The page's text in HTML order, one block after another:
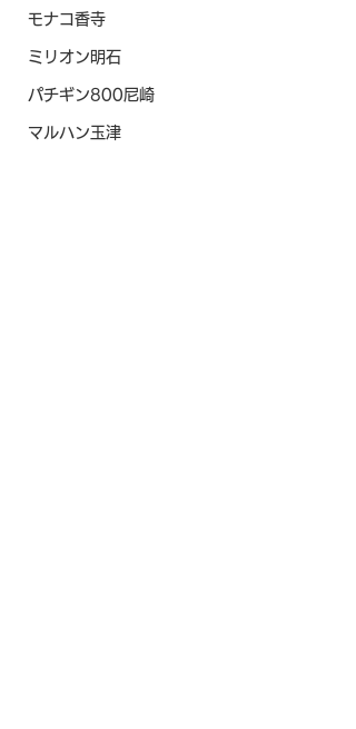
モナコ香寺
ミリオン明石
パチギン800尼崎
マルハン玉津